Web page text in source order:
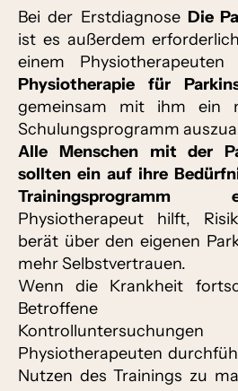
Bei der Erstdiagnose Die
ist es außerdem
einem
Physiotherapie für
gemeinsam mit ihm ein
Schulungsprogramm
Alle Menschen mit der
sollten ein auf ihre
Trainingsprogramm
Physiotherapeut hilft,
berät über den eigenen
mehr Selbstvertrauen.
Wenn die Krankheit
Betroffene
Physiotherapeuten
Nutzen des Trainings zu